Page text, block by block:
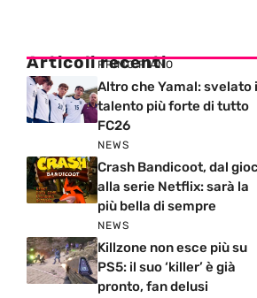
Articoli recenti
PRIMO PIANO
Altro che Yamal: svelato
talento più forte di tutto
FC26
NEWS
Crash Bandicoot, dal
alla serie Netflix: sarà la
più bella di sempre
NEWS
Killzone non esce più su
PS5: il suo ‘killer’ è già
pronto, fan delusi